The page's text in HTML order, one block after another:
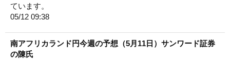
ています。
05/12 09:38
南アフリカランド円今週の予想（5月11日）サンワード証券
の陳氏